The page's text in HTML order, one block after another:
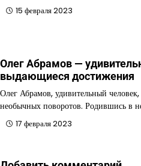
15 февраля 2023
Олег Абрамов —
выдающиеся достижения
Олег Абрамов, удивительный
необычных поворотов. Родившись в
17 февраля 2023